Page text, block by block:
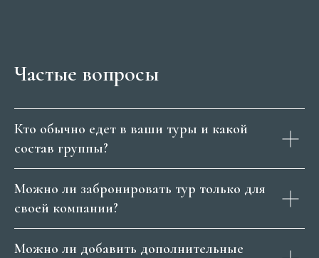
Частые вопросы
Кто обычно едет в ваши туры и какой
состав группы?
Можно ли забронировать тур только для
своей компании?
Можно ли добавить дополнительные